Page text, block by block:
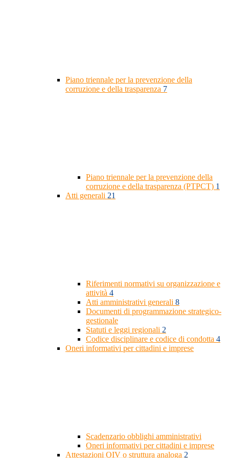
Piano triennale per la prevenzione della
corruzione e della trasparenza 7
Piano triennale per la prevenzione della
corruzione e della trasparenza (PTPCT) 1
Atti generali 21
Riferimenti normativi su organizzazione e
attività 4
Atti amministrativi generali 8
Documenti di programmazione strategico-
gestionale
Statuti e leggi regionali 2
Codice disciplinare e codice di condotta 4
Oneri informativi per cittadini e imprese
Scadenzario obblighi amministrativi
Oneri informativi per cittadini e imprese
Attestazioni OIV o struttura analoga 2